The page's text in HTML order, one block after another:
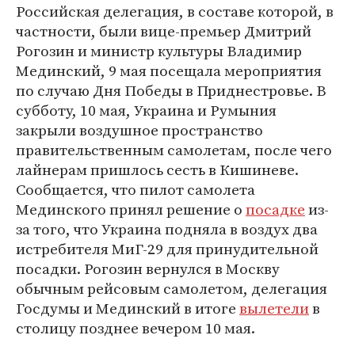
Российская делегация, в составе которой, в
частности, были вице-премьер Дмитрий
Рогозин и министр культуры Владимир
Мединский, 9 мая посещала мероприятия
по случаю Дня Победы в Приднестровье. В
субботу, 10 мая, Украина и Румыния
закрыли воздушное пространство
правительственным самолетам, после чего
лайнерам пришлось сесть в Кишиневе.
Сообщается, что пилот самолета
Мединского принял решение опосадкеиз-
за того, что Украина подняла в воздух два
истребителя МиГ-29 для принудительной
посадки. Рогозин вернулся в Москву
обычным рейсовым самолетом, делегация
Госдумы и Мединский в итогевылетелив
столицу позднее вечером 10 мая.